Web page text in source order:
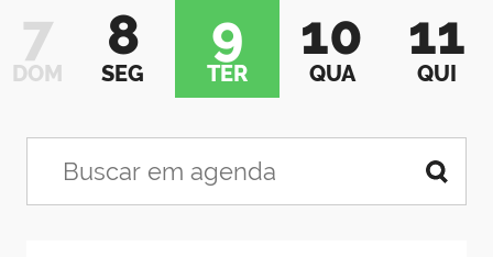
7
DOM
8
SEG
9
TER
10
QUA
11
QUI